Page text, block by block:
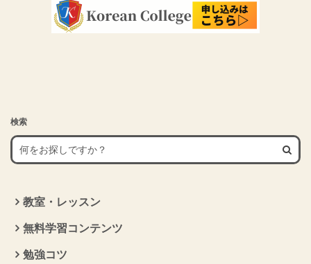
検索
教室・レッスン
無料学習コンテンツ
勉強コツ